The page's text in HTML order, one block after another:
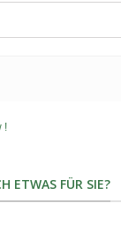
!
ETWAS FÜR SIE?